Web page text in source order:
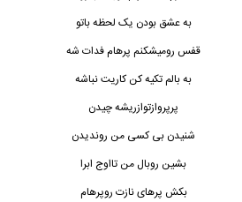
به عشق بودن یک لحظه باتو
قفس رومیشکنم پرهام فدات شه
به بالم تکیه کن کاریت نباشه
پرپروازتوازریشه چیدن
شنیدن بی کسی من روندیدن
بشین روبال من تااوج ابرا
بکش پرهای نازت روپرهام